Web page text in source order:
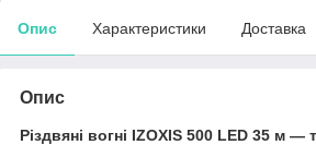
Опис Характеристики Доставка
Опис
Різдвяні вогні IZOXIS 500 LED 35 м —